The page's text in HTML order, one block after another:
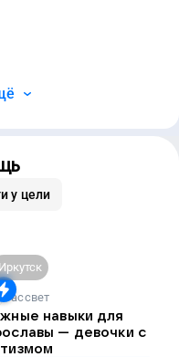
у цели
Иркутск
Рассвет
навыки для
— девочки с